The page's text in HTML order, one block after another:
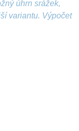
úhrn srážek,
variantu. Výpočet